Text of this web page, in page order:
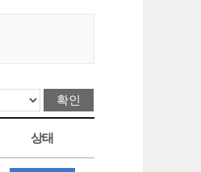
상태